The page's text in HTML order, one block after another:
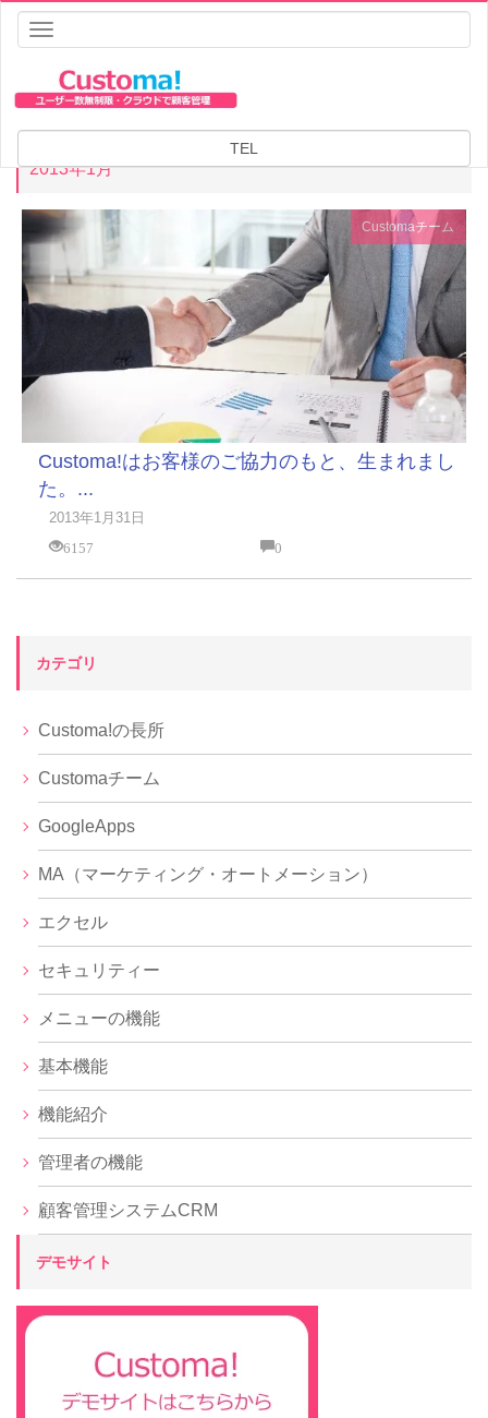
navigation
TEL
HOME 2013年 1月
HOME 2013年 1月
2013年1月
Customaチーム
Customa!はお客様のご協力のもと、生まれまし
た。...
2013年1月31日
6157
0
カテゴリ
Customa!の長所
Customaチーム
GoogleApps
MA（マーケティング・オートメーション）
エクセル
セキュリティー
メニューの機能
基本機能
機能紹介
管理者の機能
顧客管理システムCRM
デモサイト